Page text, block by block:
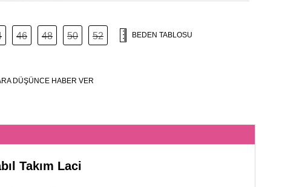
46 48 50 52 BEDEN TABLOSU
DÜŞÜNCE HABER VER
Takım Laci